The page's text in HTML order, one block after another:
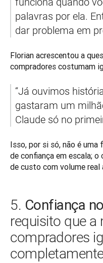
palavras por ela.
dar problema em
Florian acrescentou a
compradores costumam
“Já ouvimos
gastaram um
Claude só no
Isso, por si só, não é uma
de confiança em escala;
de custo com volume
5. Confiança
requisito que a
compradores